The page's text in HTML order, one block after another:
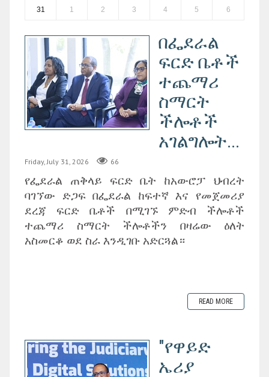
31 1 2 3 4 5 6
በፌደራል
ፍርድ ቤቶች
ተጨማሪ
ስማርት
ችሎቶች
አገልግሎት...
Friday, July 31, 2026 66
የፌደራል ጠቅላይ ፍርድ ቤት ከአውሮፓ ህብረት
ባገኘው ድጋፍ በፌደራል ከፍተኛ እና የመጀመሪያ
ደረጃ ፍርድ ቤቶች በሚገኙ ምድብ ችሎቶች
ተጨማሪ ስማርት ችሎቶችን በዛሬው ዕለት
አስመርቆ ወደ ስራ እንዲገቡ አድርጓል።
READ MORE
"የዋይድ
ኤሪያ